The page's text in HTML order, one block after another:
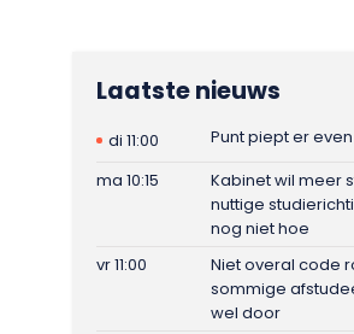
Laatste nieuws
di 11:00
Punt piept er
ma 10:15
Kabinet wil meer
nuttige
nog niet hoe
vr 11:00
Niet overal code
sommige
wel door